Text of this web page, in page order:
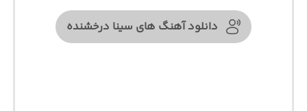
دانلود آهنگ های سینا درخشنده